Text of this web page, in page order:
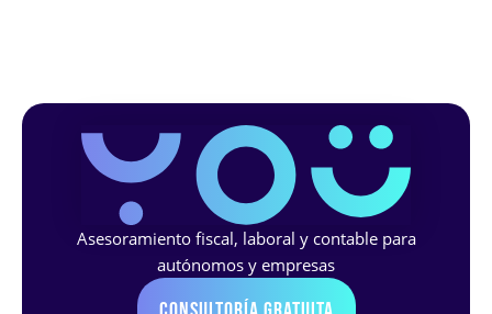
Asesoramiento fiscal, laboral y contable para
autónomos y empresas